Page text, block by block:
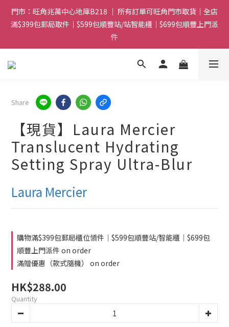
門市：旺角兆萬中心地庫B218 ｜ 所有訂單可旺角門市取貨｜全店
滿$399包郵局取件｜$599包順豐站/站智能櫃｜$699包順豐上門派
件
門市：旺角兆萬中心地庫B218 ｜ 所有訂單可旺角門市取貨｜全店
滿$399包郵局取件｜$599包順豐站/站智能櫃｜$699包順豐上門派
件
滿贈優惠🎁 滿$788送Gucci香水Sample｜ 滿$1088送Clarins 煥
門市：旺角兆萬中心地庫B218 ｜ 所有訂單可旺角門市取貨｜全店
滿$399包郵局取件｜$599包順豐站/站智能櫃｜$699包順豐上門派
件
Share
【現貨】Laura Mercier
Translucent Hydrating
Setting Spray Ultra-Blur
Laura Mercier
購物滿$399包郵局櫃位領件｜$599包順豐站/智能櫃｜$699包
順豐上門派件 on order
滿贈優惠（款式隨機） on order
HK$288.00
Quantity